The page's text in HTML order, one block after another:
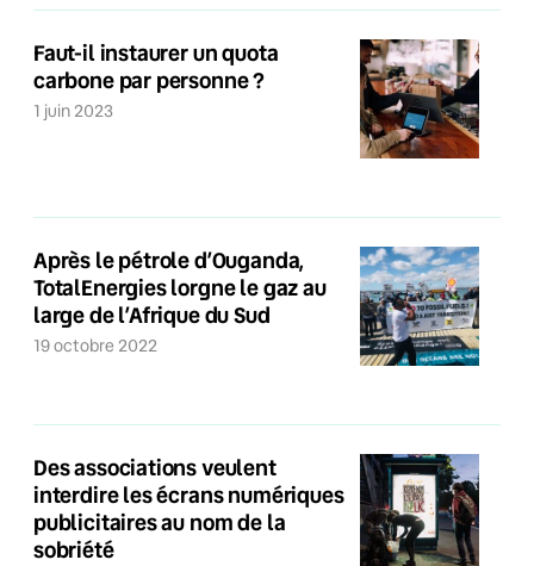
Faut-il instaurer un quota
carbone par personne ?
1 juin 2023
Après le pétrole d’Ouganda,
TotalEnergies lorgne le gaz au
large de l’Afrique du Sud
19 octobre 2022
Des associations veulent
interdire les écrans numériques
publicitaires au nom de la
sobriété